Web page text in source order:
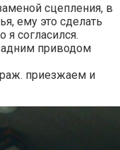
сцепления, в
ему это сделать
я согласился.
приводом
приезжаем и